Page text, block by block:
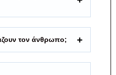
τον άνθρωπο;